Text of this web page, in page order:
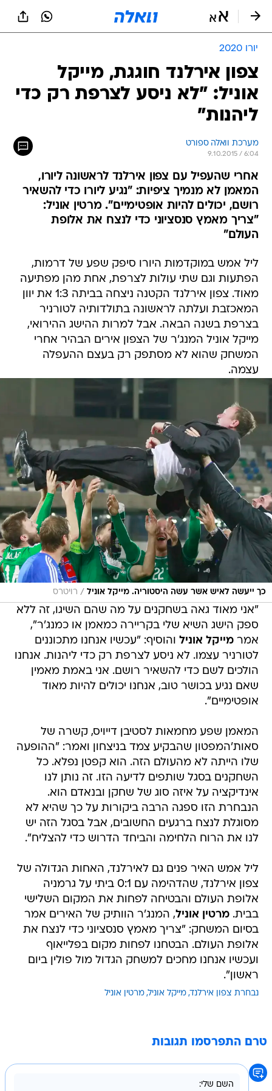
יורו 2020
צפון אירלנד חוגגת, מייקל
אוניל: "לא ניסע לצרפת רק כדי
ליהנות"
מערכת וואלה ספורט
9.10.2015 / 6:04
אחרי שהעפיל עם צפון אירלנד לראשונה ליורו,
המאמן לא מנמיך ציפיות: "נגיע ליורו כדי להשאיר
רושם, יכולים להיות אופטימיים". מרטין אוניל:
"צריך מאמץ סנסציוני כדי לנצח את אלופת
העולם"
ליל אמש במוקדמות היורו סיפק שפע של דרמות,
הפתעות וגם שתי עולות לצרפת, אחת מהן מפתיעה
מאוד. צפון אירלנד הקטנה ניצחה בביתה 1:3 את יוון
המאכזבת ועלתה לראשונה בתולדותיה לטורניר
בצרפת בשנה הבאה. אבל למרות ההישג ההירואי,
מייקל אוניל המנג'ר של הצפון אירים הבהיר אחרי
המשחק שהוא לא מסתפק רק בעצם ההעפלה
עצמה.
כך ייעשה לאיש אשר עשה היסטוריה. מייקל אוניל / רויטרס
"אני מאוד גאה בשחקנים על מה שהם השיגו, זה ללא
ספק הישג השיא שלי בקריירה כמאמן או כמנג'ר",
אמרמייקל אוניל והוסיף: "עכשיו אנחנו מתכוננים
לטורניר עצמו. לא ניסע לצרפת רק כדי ליהנות. אנחנו
הולכים לשם כדי להשאיר רושם. אני באמת מאמין
שאם נגיע בכושר טוב, אנחנו יכולים להיות מאוד
אופטימיים".
המאמן שפע מחמאות לסטיבן דייויס, קשרה של
סאות'המפטון שהבקיע צמד בניצחון ואמר: "ההופעה
שלו הייתה לא מהעולם הזה. הוא קפטן נפלא. כל
השחקנים בסגל שותפים לדיעה הזו. זה נותן לנו
אינדיקציה על איזה סוג של שחקן ובנאדם הוא.
הנבחרת הזו ספגה הרבה ביקורות על כך שהיא לא
מסוגלת לנצח ברגעים החשובים, אבל בסגל הזה יש
לנו את הרוח הלחימה והביחד הדרוש כדי להצליח".
ליל אמש האיר פנים גם לאירלנד, האחות הגדולה של
צפון אירלנד, שהדהימה עם 0:1 ביתי על גרמניה
אלופת העולם והבטיחה לפחות את המקום השלישי
בבית.מרטין אוניל, המנג'ר הוותיק של האירים אמר
בסיום המשחק: "צריך מאמץ סנסציוני כדי לנצח את
אלופת העולם. הבטחנו לפחות מקום בפלייאוף
ועכשיו אנחנו מחכים למשחק הגדול מול פולין ביום
ראשון".
נבחרת צפון אירלנד מייקל אוניל מרטין אוניל
טרם התפרסמו תגובות